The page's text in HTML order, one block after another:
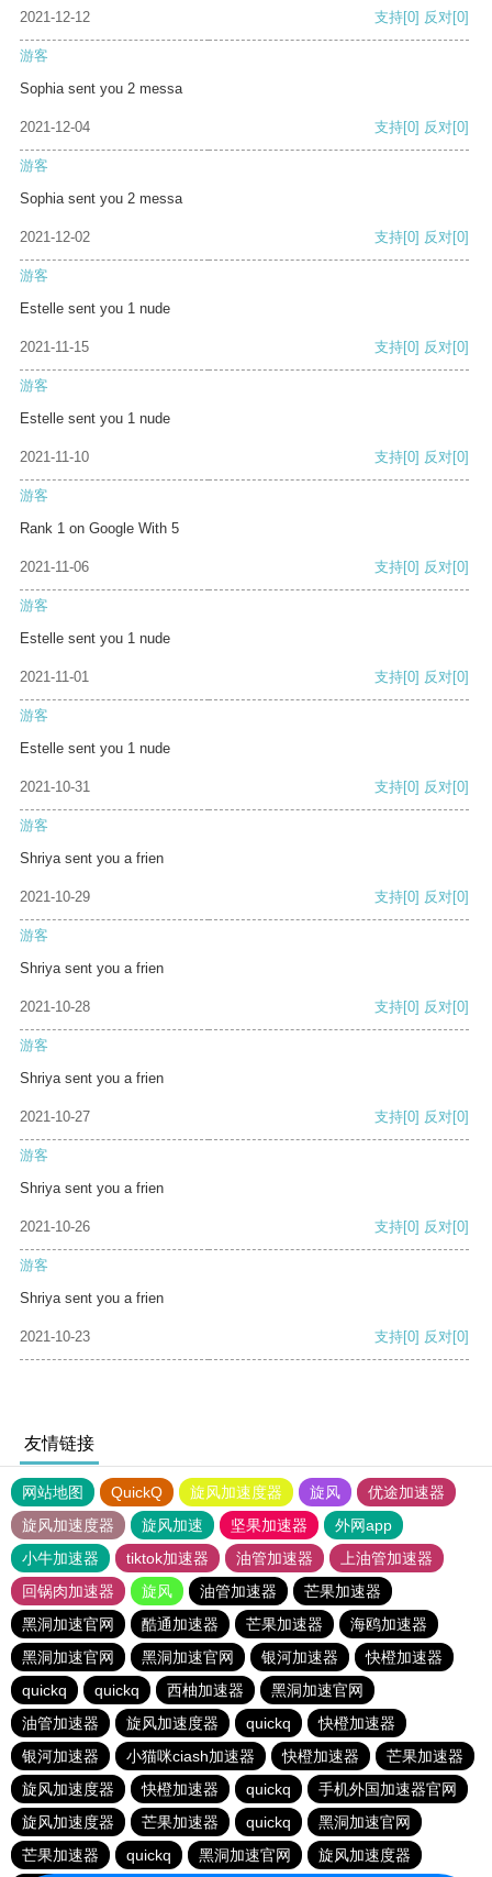
2021-12-12 支持[0] 反对[0]
游客
Sophia sent you 2 messa
2021-12-04 支持[0] 反对[0]
游客
Sophia sent you 2 messa
2021-12-02 支持[0] 反对[0]
游客
Estelle sent you 1 nude
2021-11-15 支持[0] 反对[0]
游客
Estelle sent you 1 nude
2021-11-10 支持[0] 反对[0]
游客
Rank 1 on Google With 5
2021-11-06 支持[0] 反对[0]
游客
Estelle sent you 1 nude
2021-11-01 支持[0] 反对[0]
游客
Estelle sent you 1 nude
2021-10-31 支持[0] 反对[0]
游客
Shriya sent you a frien
2021-10-29 支持[0] 反对[0]
游客
Shriya sent you a frien
2021-10-28 支持[0] 反对[0]
游客
Shriya sent you a frien
2021-10-27 支持[0] 反对[0]
游客
Shriya sent you a frien
2021-10-26 支持[0] 反对[0]
游客
Shriya sent you a frien
2021-10-23 支持[0] 反对[0]
友情链接
网站地图 QuickQ 旋风加速度器 旋风
优途加速器
旋风加速度器
旋风加速 坚果加速器
外网app
小牛加速器
tiktok加速器 油管加速器
上油管加速器
回锅肉加速器
旋风 油管加速器
芒果加速器
黑洞加速官网
酷通加速器 芒果加速器
海鸥加速器
黑洞加速官网
黑洞加速官网 银河加速器
快橙加速器
quickq
quickq 西柚加速器
黑洞加速官网
油管加速器
旋风加速度器 quickq
快橙加速器
银河加速器
小猫咪ciash加速器 快橙加速器
芒果加速器
旋风加速度器
快橙加速器 quickq
手机外国加速器官网
旋风加速度器
芒果加速器 quickq
黑洞加速官网
芒果加速器
quickq 黑洞加速官网 旋风加速度器